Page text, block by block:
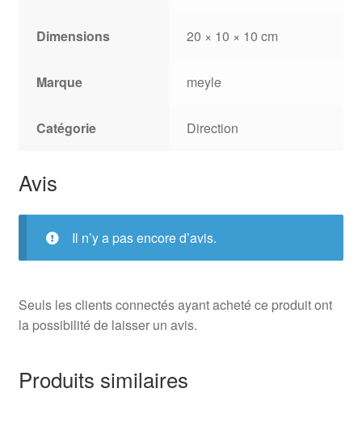
Dimensions 20 × 10 × 10 cm
Marque meyle
Catégorie Direction
Avis
Il n’y a pas encore d’avis.
Seuls les clients connectés ayant acheté ce produit ont
la possibilité de laisser un avis.
Produits similaires